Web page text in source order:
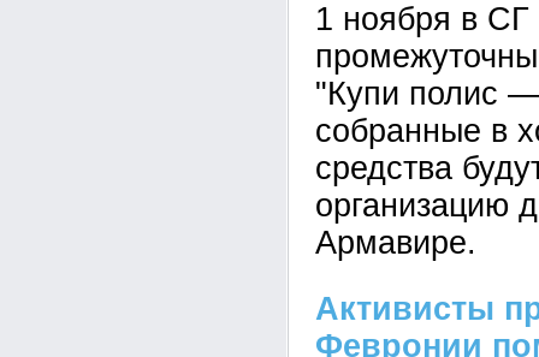
1 ноября в
"Купи полис
собранные в
средства
организацию
Армавире.
Активисты
Февронии